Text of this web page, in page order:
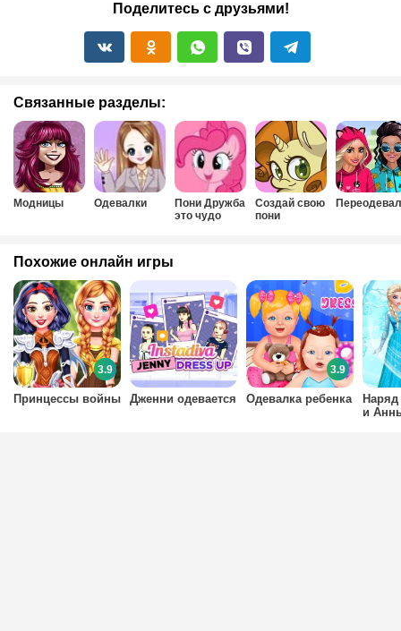
Поделитесь с друзьями!
Связанные разделы:
Модницы Одевалки
Пони Дружба
это чудо
Создай свою
пони
Похожие онлайн игры
Принцессы войны
3.9
Дженни одевается Одевалка ребенка
3.9
и